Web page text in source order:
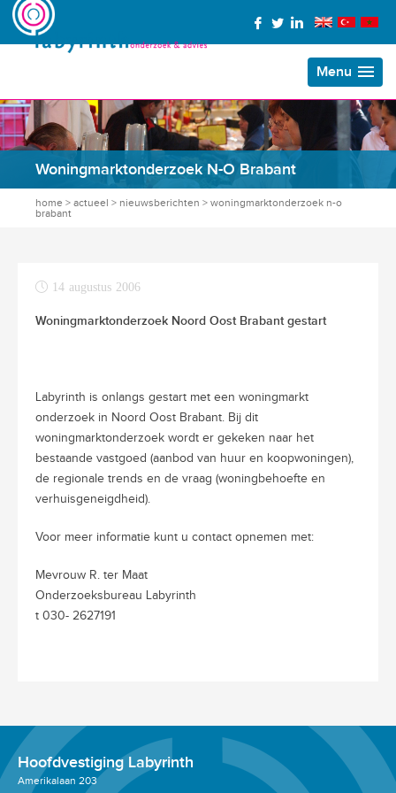
Menu
Woningmarktonderzoek N-O Brabant
home > actueel > nieuwsberichten > woningmarktonderzoek n-o
brabant
14 augustus 2006
Woningmarktonderzoek Noord Oost Brabant gestart
Labyrinth is onlangs gestart met een woningmarkt
onderzoek in Noord Oost Brabant. Bij dit
woningmarktonderzoek wordt er gekeken naar het
bestaande vastgoed (aanbod van huur en koopwoningen),
de regionale trends en de vraag (woningbehoefte en
verhuisgeneigdheid).
Voor meer informatie kunt u contact opnemen met:
Mevrouw R. ter Maat
Onderzoeksbureau Labyrinth
t 030- 2627191
Hoofdvestiging Labyrinth
Amerikalaan 203